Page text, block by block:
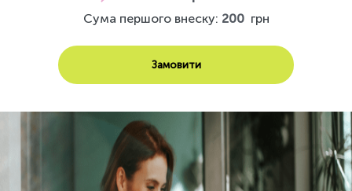
Сума першого внеску: 200 грн